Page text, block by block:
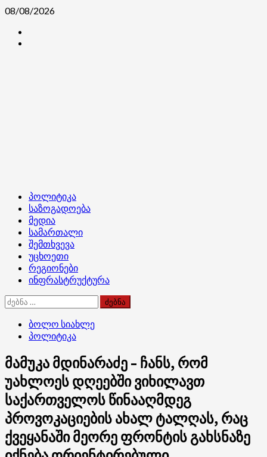
Skip
content
08/08/2026
Primary
Menu
პოლიტიკა
საზოგადოება
მედია
სამართალი
შემთხვევა
უცხოეთი
რეგიონები
ინფრასტრუქტურა
ძებნა:
ბოლო სიახლე
პოლიტიკა
მამუკა მდინარაძე – ჩანს, რომ
უახლოეს დღეებში ვიხილავთ
საქართველოს წინააღმდეგ
პროვოკაციების ახალ ტალღას, რაც
ქვეყანაში მეორე ფრონტის გახსნაზე